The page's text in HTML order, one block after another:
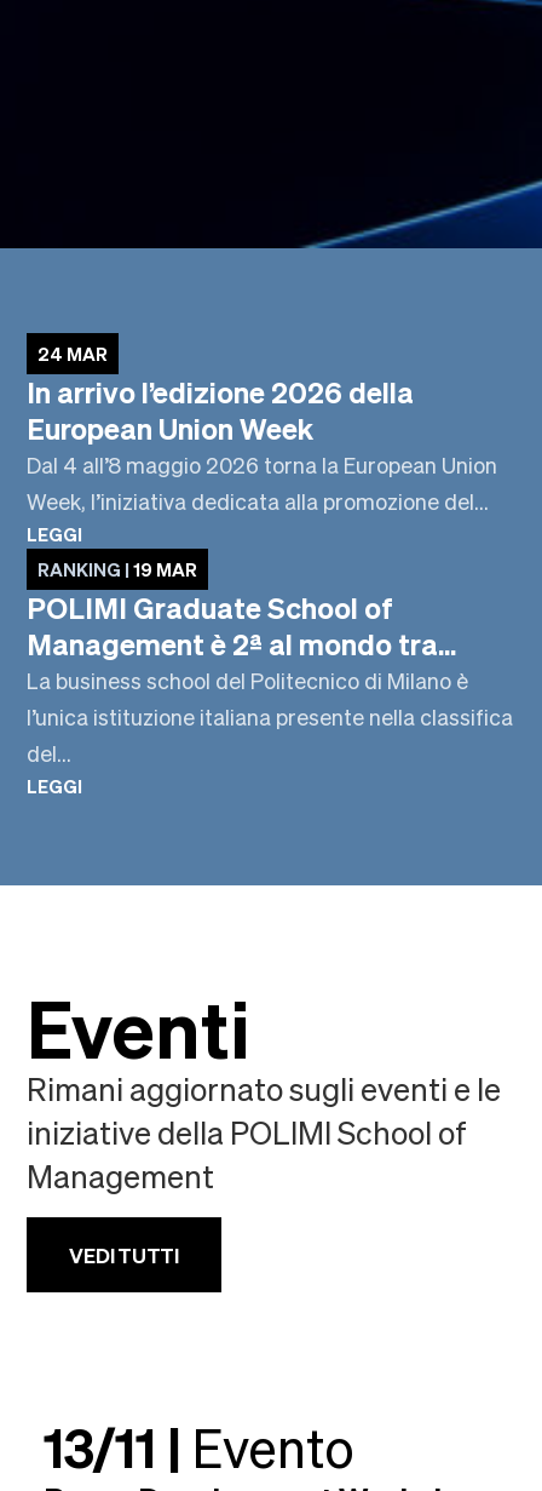
24 MAR
In arrivo l’edizione 2026 della
European Union Week
Dal 4 all’8 maggio 2026 torna la European Union
Week, l’iniziativa dedicata alla promozione del...
LEGGI
RANKING | 19 MAR
POLIMI Graduate School of
Management è 2ª al mondo tra...
La business school del Politecnico di Milano è
l’unica istituzione italiana presente nella classifica
del...
LEGGI
Eventi
Rimani aggiornato sugli eventi e le
iniziative della POLIMI School of
Management
VEDI TUTTI
13/11 | Evento